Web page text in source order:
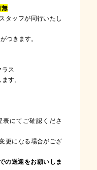
無
タッフが同行いたし
つきます。
ラス
す。
表にてご確認くださ
更になる場合がござ
の送迎をお願いしま